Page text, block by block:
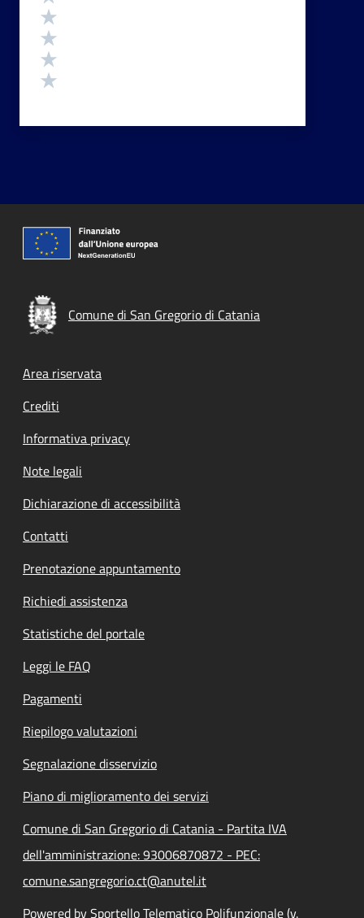
Comune di San Gregorio di Catania
Footer menu
Area riservata
Crediti
Informativa privacy
Note legali
Dichiarazione di accessibilità
Contatti
Prenotazione appuntamento
Richiedi assistenza
Statistiche del portale
Leggi le FAQ
Pagamenti
Riepilogo valutazioni
Segnalazione disservizio
Piano di miglioramento dei servizi
Comune di San Gregorio di Catania - Partita IVA
dell'amministrazione: 93006870872 - PEC:
comune.sangregorio.ct@anutel.it
Powered by Sportello Telematico Polifunzionale (v.